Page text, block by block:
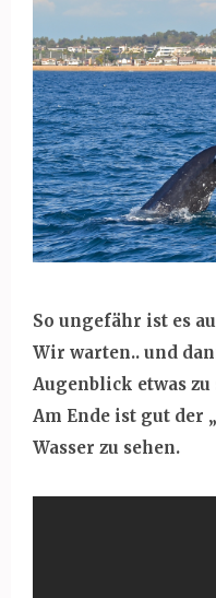
So ungefähr ist es
Wir warten.. und
Augenblick etwas zu
Am Ende ist gut der
Wasser zu sehen.